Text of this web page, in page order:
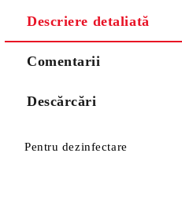
Descriere detaliată
Comentarii
Descărcări
Pentru dezinfectare